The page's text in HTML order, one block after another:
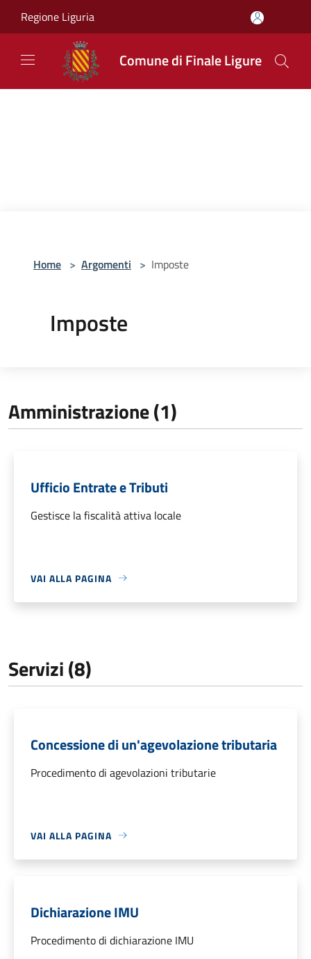
Regione Liguria
Comune di Finale Ligure
Home > Argomenti > Imposte
Imposte
Amministrazione (1)
Ufficio Entrate e Tributi
Gestisce la fiscalità attiva locale
VAI ALLA PAGINA
Servizi (8)
Concessione di un'agevolazione tributaria
Procedimento di agevolazioni tributarie
VAI ALLA PAGINA
Dichiarazione IMU
Procedimento di dichiarazione IMU